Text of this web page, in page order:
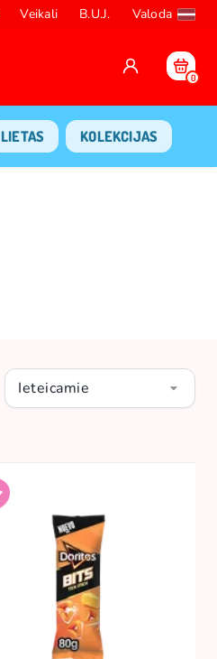
Veikali B.U.J. Valoda
0
LIETAS KOLEKCIJAS
Ieteicamie